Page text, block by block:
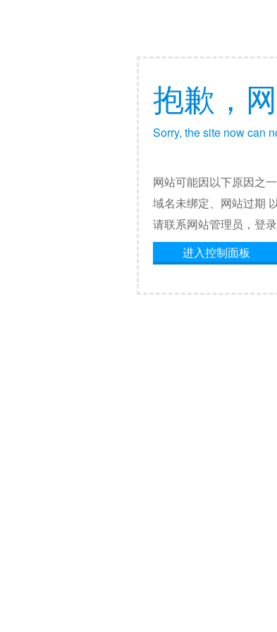
抱歉，
Sorry, the site now can
网站可能因以下原因之
域名未绑定、网站过期
请联系网站管理员，登录
进入控制面板